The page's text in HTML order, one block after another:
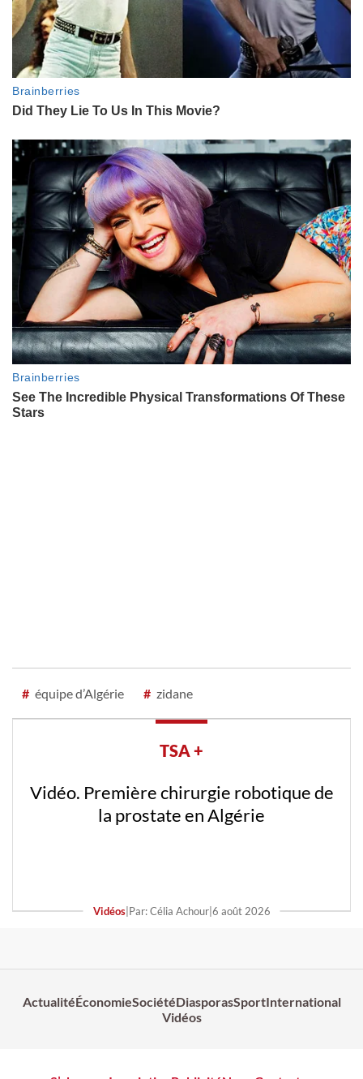
# équipe d’Algérie # zidane
TSA +
Vidéo. Première chirurgie robotique de
la prostate en Algérie
Vidéos| Par: Célia Achour| 6 août 2026
ActualitéÉconomieSociétéDiasporasSportInternational
Vidéos